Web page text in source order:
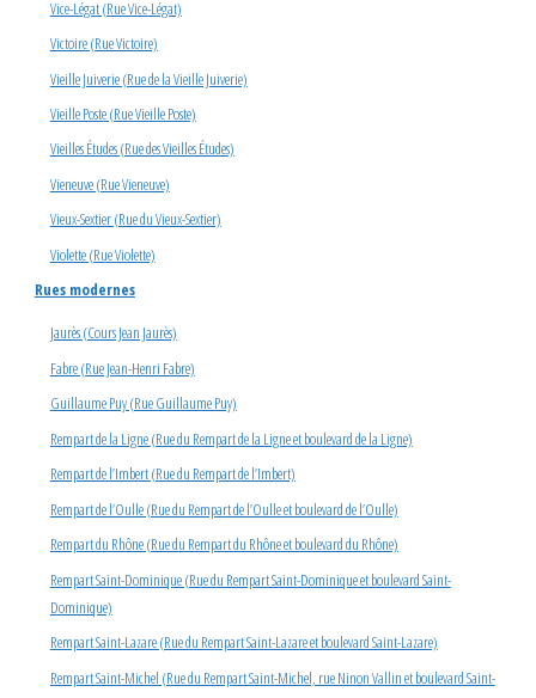
Vice-Légat (Rue Vice-Légat)
Victoire (Rue Victoire)
Vieille Juiverie (Rue de la Vieille Juiverie)
Vieille Poste (Rue Vieille Poste)
Vieilles Études (Rue des Vieilles Études)
Vieneuve (Rue Vieneuve)
Vieux-Sextier (Rue du Vieux-Sextier)
Violette (Rue Violette)
Rues modernes
Jaurès (Cours Jean Jaurès)
Fabre (Rue Jean-Henri Fabre)
Guillaume Puy (Rue Guillaume Puy)
Rempart de la Ligne (Rue du Rempart de la Ligne et boulevard de la Ligne)
Rempart de l’Imbert (Rue du Rempart de l’Imbert)
Rempart de l’Oulle (Rue du Rempart de l’Oulle et boulevard de l’Oulle)
Rempart du Rhône (Rue du Rempart du Rhône et boulevard du Rhône)
Rempart Saint-Dominique (Rue du Rempart Saint-Dominique et boulevard Saint-
Dominique)
Rempart Saint-Lazare (Rue du Rempart Saint-Lazare et boulevard Saint-Lazare)
Rempart Saint-Michel (Rue du Rempart Saint-Michel, rue Ninon Vallin et boulevard Saint-